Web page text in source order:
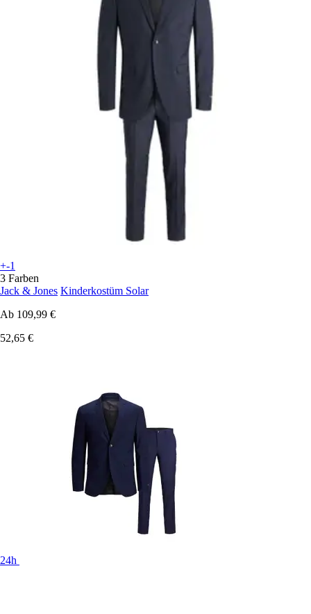
+-1
3 Farben
Jack & Jones Kinderkostüm Solar
Ab 109,99 €
52,65 €
24h